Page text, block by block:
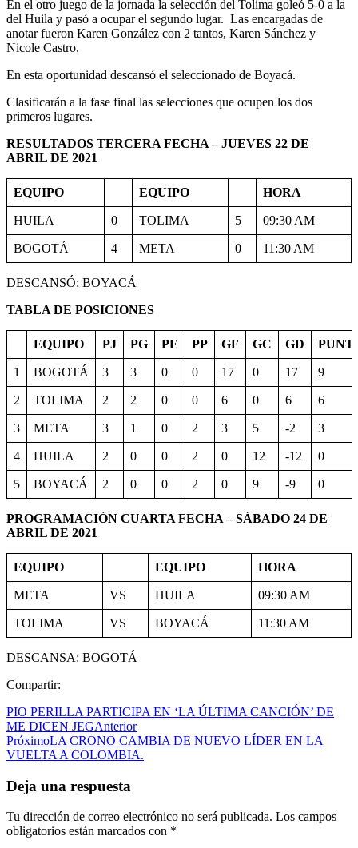
En el otro juego de la jornada la selección del Tolima goleó 5-0 a la
del Huila y pasó a ocupar el segundo lugar. Las encargadas de
anotar fueron Karen González con 2 tantos, Karen Sánchez y
Nicole Castro.
En esta oportunidad descansó el seleccionado de Boyacá.
Clasificarán a la fase final las selecciones que ocupen los dos
primeros lugares.
RESULTADOS TERCERA FECHA – JUEVES 22 DE
ABRIL DE 2021
EQUIPO EQUIPO HORA
HUILA 0 TOLIMA 5 09:30 AM
BOGOTÁ 4 META 0 11:30 AM
DESCANSÓ: BOYACÁ
TABLA DE POSICIONES
EQUIPO PJ PG PE PP GF GC GD
1 BOGOTÁ 3 3 0 0 17 0 17 9
2 TOLIMA 2 2 0 0 6 0 6 6
3 META 3 1 0 2 3 5 -2 3
4 HUILA 2 0 0 2 0 12 -12 0
5 BOYACÁ 2 0 0 2 0 9 -9 0
PROGRAMACIÓN CUARTA FECHA – SÁBADO 24 DE
ABRIL DE 2021
EQUIPO EQUIPO HORA
META VS HUILA 09:30 AM
TOLIMA VS BOYACÁ 11:30 AM
DESCANSA: BOGOTÁ
Compartir:
PIO PERILLA PARTICIPA EN ‘LA ÚLTIMA CANCIÓN’ DE
ME DICEN JEGAnterior
PróximoLA CRONO CAMBIA DE NUEVO LÍDER EN LA
VUELTA A COLOMBIA.
Deja una respuesta
Tu dirección de correo electrónico no será publicada. Los campos
obligatorios están marcados con *